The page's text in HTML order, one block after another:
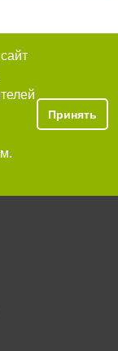
Принять